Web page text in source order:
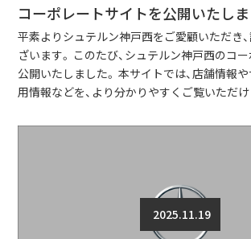
コーポレートサイトを公開いたし
平素よりシュテルン神戸西をご愛顧いただき
ざいます。 このたび、シュテルン神戸西のコ
公開いたしました。 本サイトでは、店舗情報
用情報などを、より分かりやすくご覧いただ
2025.11.19